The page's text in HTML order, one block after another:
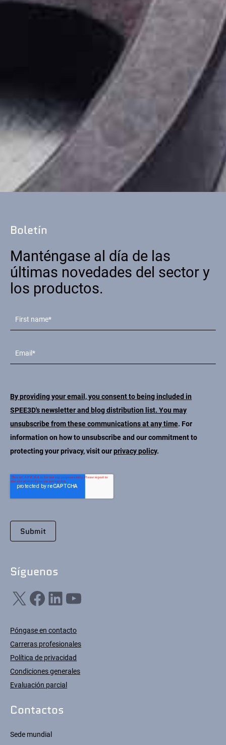
Boletín
Manténgase al día de las
últimas novedades del sector y
los productos.
By providing your email, you consent to being included in
SPEE3D's newsletter and blog distribution list. You may
unsubscribe from these communications at any time. For
information on how to unsubscribe and our commitment to
protecting your privacy, visit ourprivacy policy.
Síguenos
X Facebook LinkedIn YouTube
Póngase en contacto
Carreras profesionales
Política de privacidad
Condiciones generales
Evaluación parcial
Contactos
Sede mundial